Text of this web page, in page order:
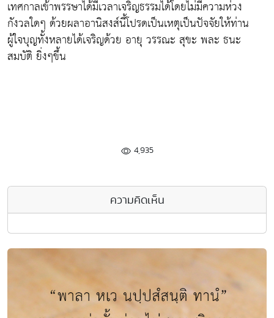
เทศกาลเข้าพรรษาได้มีเวลาเจริญธรรมได้โดยไม่มีความห่วง
กังวลใดๆ ด้วยผลาอานิสงส์นี้โปรดเป็นเหตุเป็นปัจจัยให้ท่าน
ผู้ใจบุญทั้งหลายได้เจริญด้วย อายุ วรรณะ สุขะ พละ ธนะ
สมบัติ ยิ่งๆขึ้น
4,935
ความคิดเห็น